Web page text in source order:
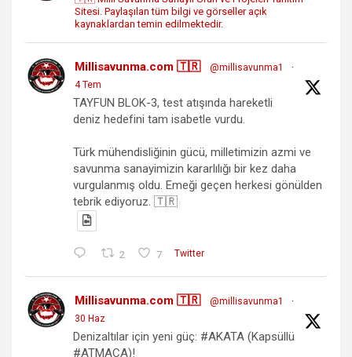
Sitesi. Paylaşılan tüm bilgi ve görseller açık
kaynaklardan temin edilmektedir.
Millisavunma.com 🇹🇷 @millisavunma1
·
4 Tem
TAYFUN BLOK-3, test atışında hareketli
deniz hedefini tam isabetle vurdu.
Türk mühendisliğinin gücü, milletimizin azmi ve
savunma sanayimizin kararlılığı bir kez daha
vurgulanmış oldu. Emeği geçen herkesi gönülden
tebrik ediyoruz. 🇹🇷
2 7 Twitter
Millisavunma.com 🇹🇷 @millisavunma1
·
30 Haz
Denizaltılar için yeni güç: #AKATA (Kapsüllü
#ATMACA)!